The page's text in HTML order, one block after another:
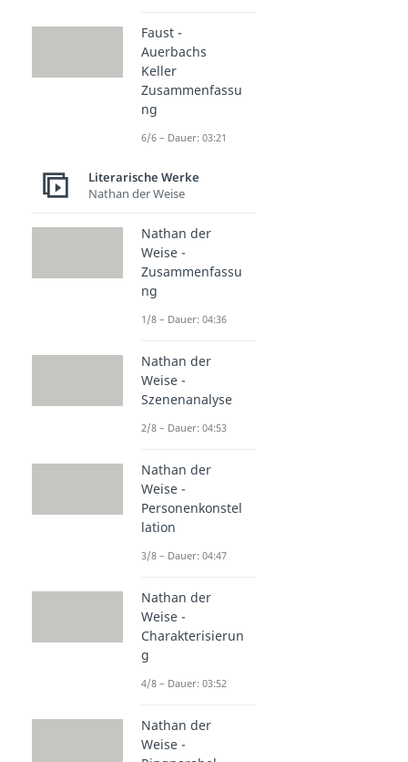
Faust -
Auerbachs
Keller
Zusammenfassu
ng
6/6 – Dauer: 03:21
Literarische Werke
Nathan der Weise
Nathan der
Weise -
Zusammenfassu
ng
1/8 – Dauer: 04:36
Nathan der
Weise -
Szenenanalyse
2/8 – Dauer: 04:53
Nathan der
Weise -
Personenkonstel
lation
3/8 – Dauer: 04:47
Nathan der
Weise -
Charakterisierun
g
4/8 – Dauer: 03:52
Nathan der
Weise -